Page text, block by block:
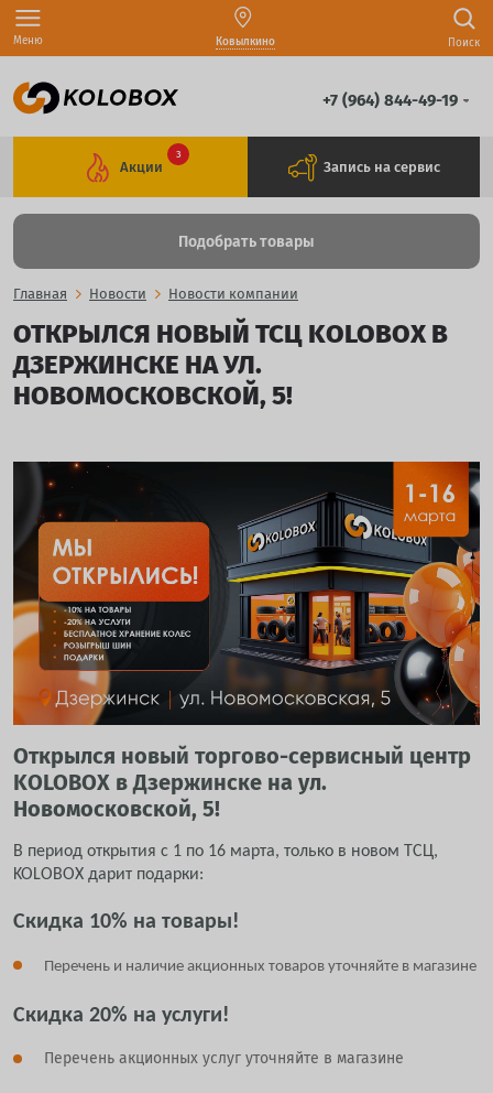
Меню Ковылкино Поиск
+7 (964) 844-49-19
Акции
3
Запись на сервис
Подобрать товары
Главная Новости Новости компании
ОТКРЫЛСЯ НОВЫЙ ТСЦ KOLOBOX В
ДЗЕРЖИНСКЕ НА УЛ.
НОВОМОСКОВСКОЙ, 5!
Открылся новый торгово-сервисный центр
KOLOBOX в Дзержинске на ул.
Новомосковской, 5!
В период открытия с 1 по 16 марта, только в новом ТСЦ,
KOLOBOX дарит подарки:
Скидка 10% на товары!
Перечень и наличие акционных товаров уточняйте в магазине
Скидка 20% на услуги!
Перечень акционных услуг уточняйте в магазине